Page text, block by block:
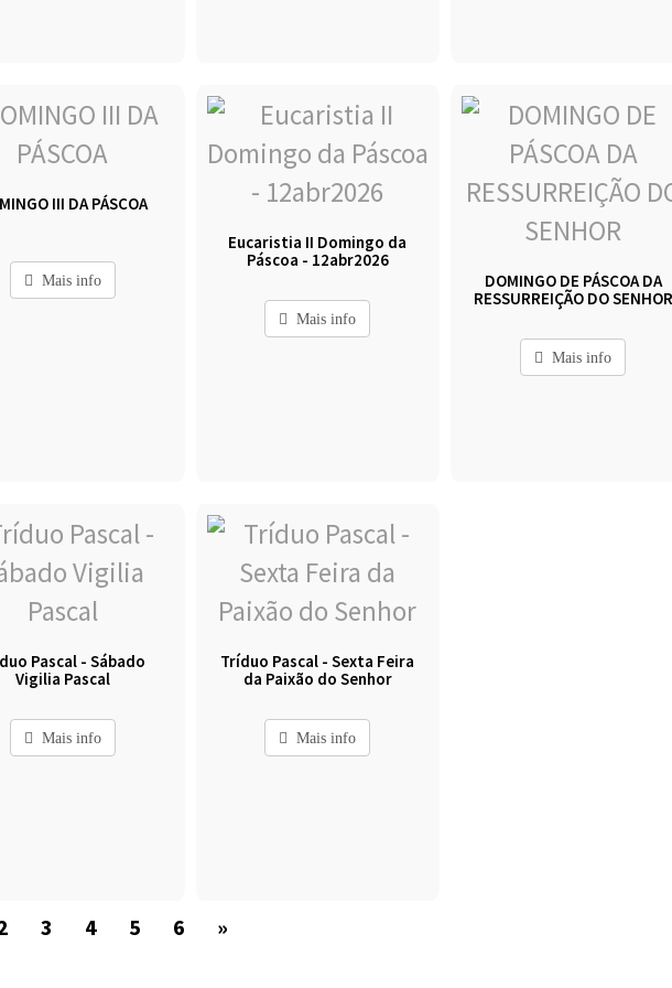
III DA PÁSCOA
Mais info
Eucaristia II Domingo da
Páscoa - 12abr2026
Mais info
DOMINGO DE PÁSCOA DA
RESSURREIÇÃO DO SENHOR
Mais info
Pascal - Sábado
Vigilia Pascal
Mais info
Tríduo Pascal - Sexta Feira
da Paixão do Senhor
Mais info
3 4 5 6 »